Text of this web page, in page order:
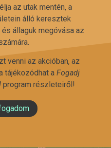
az utak mentén, a
álló keresztek
állaguk megóvása az
venni az akcióban, az
tájékozódhat a Fogadj
program részleteiről!